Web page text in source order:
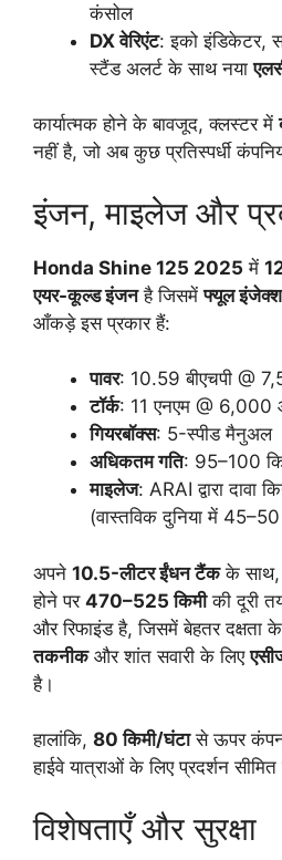
कंसोल
DX वेरिएंट: इको इंडिकेटर,
स्टैंड अलर्ट के साथ नया
कार्यात्मक होने के बावजूद, क्लस्टर में
नहीं है, जो अब कुछ प्रतिस्पर्धी
इंजन, माइलेज और
Honda Shine 125 2025 में
एयर-कूल्ड इंजनहै जिसमेंफ्यूल
आँकड़े इस प्रकार हैं:
पावर: 10.59 बीएचपी @
टॉर्क: 11 एनएम @ 6,000
गियरबॉक्स: 5-स्पीड मैनुअल
अधिकतम गति: 95–100
माइलेज: ARAI द्वारा दावा
(वास्तविक दुनिया में
अपने 10.5-लीटर ईंधन टैंकके साथ,
होने पर 470–525 किमीकी दूरी
और रिफाइंड है, जिसमें बेहतर दक्षता
तकनीकऔर शांत सवारी के लिए
है।
हालांकि, 80 किमी/घंटासे ऊपर कंपन
हाईवे यात्राओं के लिए प्रदर्शन
विशेषताएँ और सुरक्षा